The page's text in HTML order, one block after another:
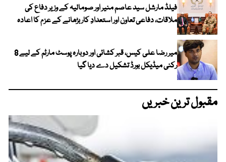
فیلڈ مارشل سید عاصم منیر اور صومالیہ کے وزیر دفاع کی
ملاقات، دفاعی تعاون اور استعدادِ کار بڑھانے کے عزم کا اعادہ
میر رضا علی کیس، قبر کشائی اور دوبارہ پوسٹ مارٹم کے لیے 8
رکنی میڈیکل بورڈ تشکیل دے دیا گیا
مقبول ترین خبریں